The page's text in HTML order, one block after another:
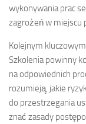
wykonywania prac
zagrożeń w miejscu
Kolejnym
Szkolenia powinny
na odpowiednich
rozumieją, jakie
do przestrzegania
znać zasady